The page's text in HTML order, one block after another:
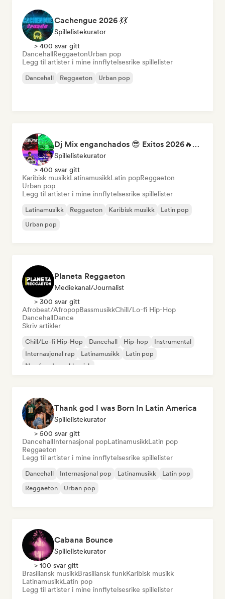
Cachengue 2026 💃💃
Spillelistekurator
> 400 svar gitt
DancehallReggaetonUrban pop
Legg til artister i mine innflytelsesrike spillelister
Dancehall Reggaeton Urban pop
Dj Mix enganchados 😎 Exitos 2026🔥🔥🫦
Spillelistekurator
> 400 svar gitt
Karibisk musikkLatinamusikkLatin popReggaeton
Urban pop
Legg til artister i mine innflytelsesrike spillelister
Latinamusikk Reggaeton Karibisk musikk
Latin pop
Urban pop
Planeta Reggaeton
Mediekanal/journalist
> 300 svar gitt
Afrobeat/AfropopBassmusikkChill/Lo-fi Hip-Hop
DancehallDance
Skriv artikler
Chill/Lo-fi Hip-Hop Dancehall Hip-hop
Instrumental
Internasjonal rap
Latinamusikk
Latin pop
Neo/moderne klassisk
Thank god I was Born In Latin America
Spillelistekurator
> 500 svar gitt
DancehallInternasjonal popLatinamusikkLatin pop
Reggaeton
Legg til artister i mine innflytelsesrike spillelister
Dancehall Internasjonal pop Latinamusikk
Latin pop
Reggaeton
Urban pop
Cabana Bounce
Spillelistekurator
> 100 svar gitt
Brasiliansk musikkBrasiliansk funkKaribisk musikk
LatinamusikkLatin pop
Legg til artister i mine innflytelsesrike spillelister